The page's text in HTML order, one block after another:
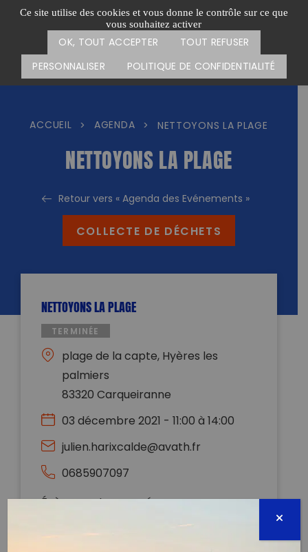
Ce site utilise des cookies et vous donne le contrôle sur ce que
vous souhaitez activer
OK, TOUT ACCEPTER
TOUT REFUSER
PERSONNALISER
POLITIQUE DE CONFIDENTIALITÉ
Passer
Menu
CARTE DES ACTIONS FAIRE UN DON
ACCUEIL > AGENDA > NETTOYONS LA PLAGE
NETTOYONS LA PLAGE
Retour vers « Agenda des Evénements »
COLLECTE DE DÉCHETS
NETTOYONS LA PLAGE
TERMINÉE
plage de la capte, Hyères les
palmiers
83320 Carqueiranne
03 décembre 2021 - 11:00 à 14:00
julien.harixcalde@avath.fr
0685907097
Évènement proposé par :